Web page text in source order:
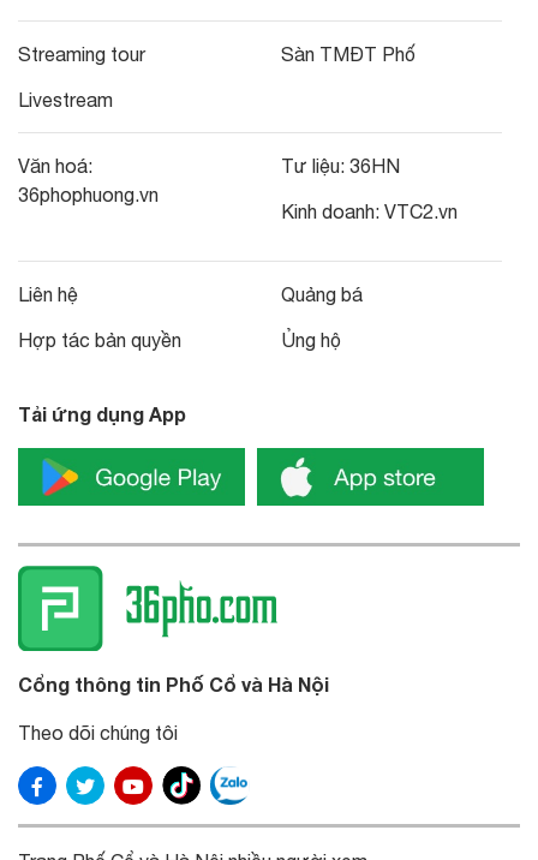
Streaming tour
Livestream
Sàn TMĐT Phố
Văn hoá:
36phophuong.vn
Tư liệu: 36HN
Kinh doanh: VTC2.vn
Liên hệ
Hợp tác bản quyền
Quảng bá
Ủng hộ
Tải ứng dụng App
Cổng thông tin Phố Cổ và Hà Nội
Theo dõi chúng tôi